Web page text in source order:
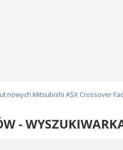
nowych Mitsubishi ASX Crossover
-